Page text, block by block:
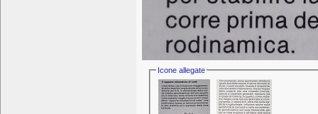
Icone allegate